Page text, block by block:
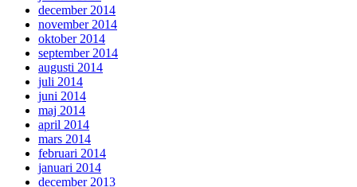
december 2014
november 2014
oktober 2014
september 2014
augusti 2014
juli 2014
juni 2014
maj 2014
april 2014
mars 2014
februari 2014
januari 2014
december 2013